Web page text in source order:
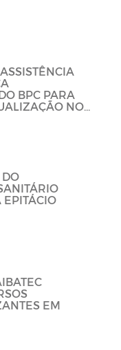
BPC PARA
NO
EPITÁCIO
EM